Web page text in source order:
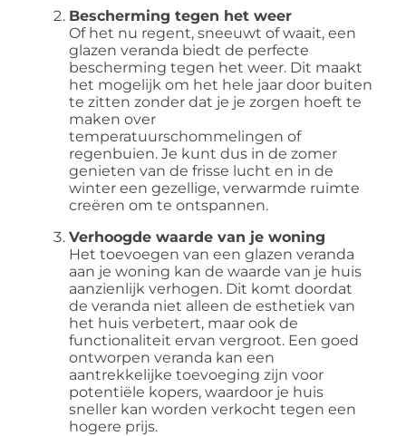
Bescherming tegen het weer
Of het nu regent, sneeuwt of waait, een
glazen veranda biedt de perfecte
bescherming tegen het weer. Dit maakt
het mogelijk om het hele jaar door buiten
te zitten zonder dat je je zorgen hoeft te
maken over
temperatuurschommelingen of
regenbuien. Je kunt dus in de zomer
genieten van de frisse lucht en in de
winter een gezellige, verwarmde ruimte
creëren om te ontspannen.
Verhoogde waarde van je woning
Het toevoegen van een glazen veranda
aan je woning kan de waarde van je huis
aanzienlijk verhogen. Dit komt doordat
de veranda niet alleen de esthetiek van
het huis verbetert, maar ook de
functionaliteit ervan vergroot. Een goed
ontworpen veranda kan een
aantrekkelijke toevoeging zijn voor
potentiële kopers, waardoor je huis
sneller kan worden verkocht tegen een
hogere prijs.